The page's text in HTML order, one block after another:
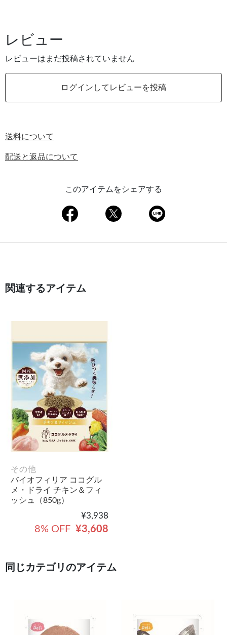
レビュー
レビューはまだ投稿されていません
ログインしてレビューを投稿
送料について
配送と返品について
このアイテムをシェアする
関連するアイテム
その他
バイオフィリア ココグル
メ・ドライ チキン＆フィ
ッシュ（850g）
¥3,938
¥3,608
8% OFF
同じカテゴリのアイテム